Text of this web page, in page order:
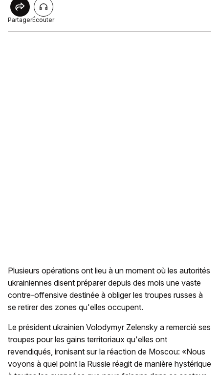
PartagerÉcouter
Plusieurs opérations ont lieu à un moment où les autorités
ukrainiennes disent préparer depuis des mois une vaste
contre-offensive destinée à obliger les troupes russes à
se retirer des zones qu'elles occupent.
Le président ukrainien Volodymyr Zelensky a remercié ses
troupes pour les gains territoriaux qu'elles ont
revendiqués, ironisant sur la réaction de Moscou: «Nous
voyons à quel point la Russie réagit de manière hystérique